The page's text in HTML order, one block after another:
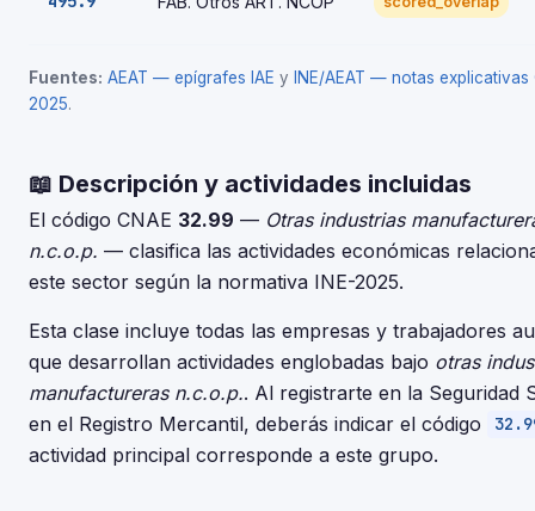
Fuentes: AEAT — epígrafes IAE y
INE/AEAT — notas explicativas
2025.
📖 Descripción y actividades incluidas
El código CNAE 32.99 — Otras industrias
n.c.o.p. — clasifica las actividades económicas
este sector según la normativa INE-2025.
Esta clase incluye todas las empresas y trabajadores
que desarrollan actividades englobadas bajo otras
manufactureras n.c.o.p.. Al registrarte en la Seguridad
en el Registro Mercantil, deberás indicar el código
actividad principal corresponde a este grupo.